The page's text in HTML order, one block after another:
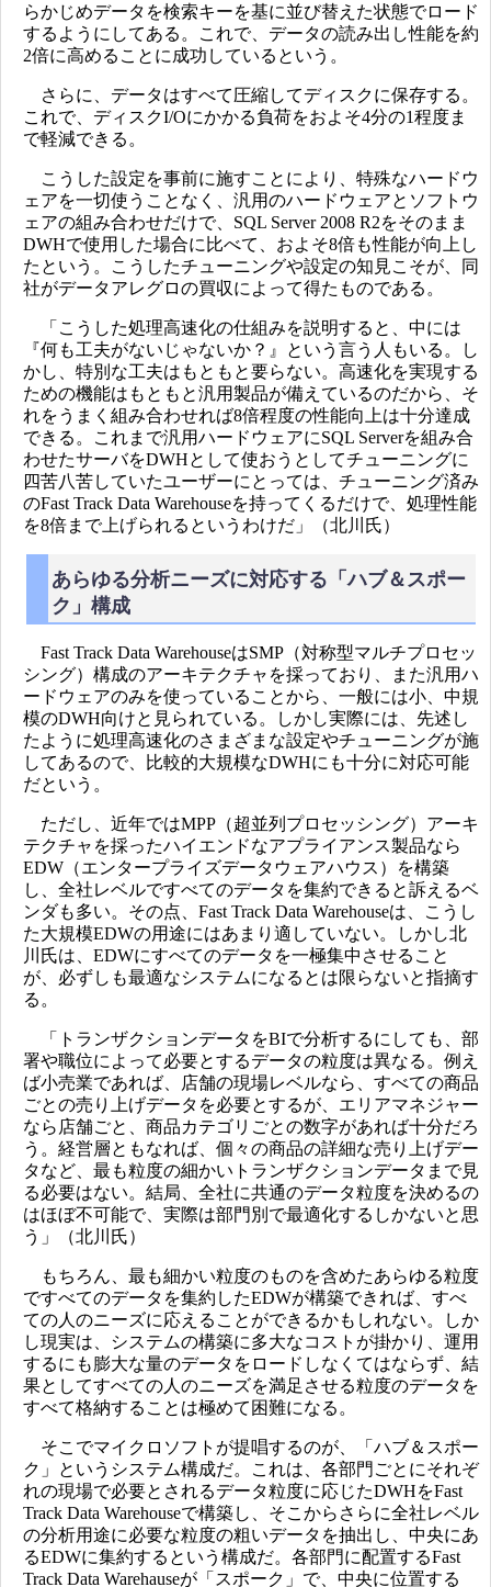
らかじめデータを検索キーを基に並び替えた状態でロード
するようにしてある。これで、データの読み出し性能を約
2倍に高めることに成功しているという。
さらに、データはすべて圧縮してディスクに保存する。
これで、ディスクI/Oにかかる負荷をおよそ4分の1程度ま
で軽減できる。
こうした設定を事前に施すことにより、特殊なハードウ
ェアを一切使うことなく、汎用のハードウェアとソフトウ
ェアの組み合わせだけで、SQL Server 2008 R2をそのまま
DWHで使用した場合に比べて、およそ8倍も性能が向上し
たという。こうしたチューニングや設定の知見こそが、同
社がデータアレグロの買収によって得たものである。
「こうした処理高速化の仕組みを説明すると、中には
『何も工夫がないじゃないか？』という言う人もいる。し
かし、特別な工夫はもともと要らない。高速化を実現する
ための機能はもともと汎用製品が備えているのだから、そ
れをうまく組み合わせれば8倍程度の性能向上は十分達成
できる。これまで汎用ハードウェアにSQL Serverを組み合
わせたサーバをDWHとして使おうとしてチューニングに
四苦八苦していたユーザーにとっては、チューニング済み
のFast Track Data Warehouseを持ってくるだけで、処理性能
を8倍まで上げられるというわけだ」（北川氏）
あらゆる分析ニーズに対応する「ハブ＆スポー
ク」構成
Fast Track Data WarehouseはSMP（対称型マルチプロセッ
シング）構成のアーキテクチャを採っており、また汎用ハ
ードウェアのみを使っていることから、一般には小、中規
模のDWH向けと見られている。しかし実際には、先述し
たように処理高速化のさまざまな設定やチューニングが施
してあるので、比較的大規模なDWHにも十分に対応可能
だという。
ただし、近年ではMPP（超並列プロセッシング）アーキ
テクチャを採ったハイエンドなアプライアンス製品なら
EDW（エンタープライズデータウェアハウス）を構築
し、全社レベルですべてのデータを集約できると訴えるベ
ンダも多い。その点、Fast Track Data Warehouseは、こうし
た大規模EDWの用途にはあまり適していない。しかし北
川氏は、EDWにすべてのデータを一極集中させること
が、必ずしも最適なシステムになるとは限らないと指摘す
る。
「トランザクションデータをBIで分析するにしても、部
署や職位によって必要とするデータの粒度は異なる。例え
ば小売業であれば、店舗の現場レベルなら、すべての商品
ごとの売り上げデータを必要とするが、エリアマネジャー
なら店舗ごと、商品カテゴリごとの数字があれば十分だろ
う。経営層ともなれば、個々の商品の詳細な売り上げデー
タなど、最も粒度の細かいトランザクションデータまで見
る必要はない。結局、全社に共通のデータ粒度を決めるの
はほぼ不可能で、実際は部門別で最適化するしかないと思
う」（北川氏）
もちろん、最も細かい粒度のものを含めたあらゆる粒度
ですべてのデータを集約したEDWが構築できれば、すべ
ての人のニーズに応えることができるかもしれない。しか
し現実は、システムの構築に多大なコストが掛かり、運用
するにも膨大な量のデータをロードしなくてはならず、結
果としてすべての人のニーズを満足させる粒度のデータを
すべて格納することは極めて困難になる。
そこでマイクロソフトが提唱するのが、「ハブ＆スポー
ク」というシステム構成だ。これは、各部門ごとにそれぞ
れの現場で必要とされるデータ粒度に応じたDWHをFast
Track Data Warehouseで構築し、そこからさらに全社レベル
の分析用途に必要な粒度の粗いデータを抽出し、中央にあ
るEDWに集約するという構成だ。各部門に配置するFast
Track Data Warehauseが「スポーク」で、中央に位置する